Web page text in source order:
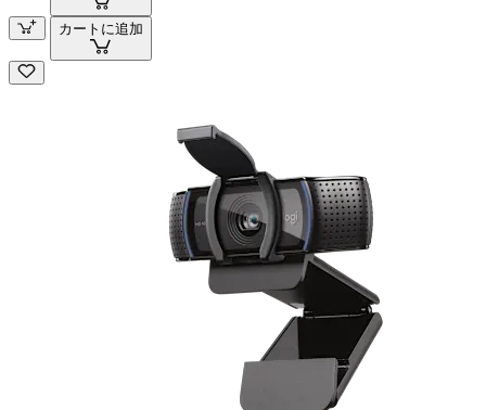
カートに追加